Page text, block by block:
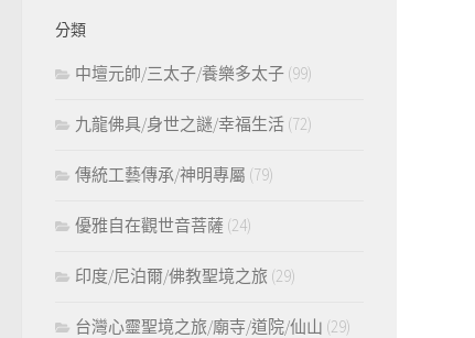
字:
分類
中壇元帥/三太子/養樂多太子 (99)
九龍佛具/身世之謎/幸福生活 (72)
傳統工藝傳承/神明專屬 (79)
優雅自在觀世音菩薩 (24)
印度/尼泊爾/佛教聖境之旅 (29)
台灣心靈聖境之旅/廟寺/道院/仙山 (29)